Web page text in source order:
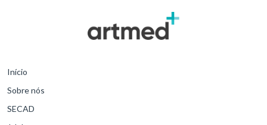
Início
Sobre nós
SECAD